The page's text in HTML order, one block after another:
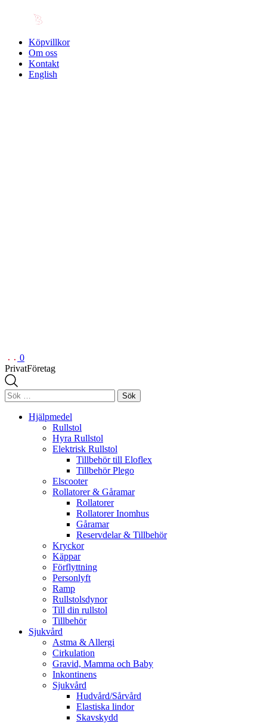
Köpvillkor
Om oss
Kontakt
English
0
PrivatFöretag
Sök
efter:
Hjälpmedel
Rullstol
Hyra Rullstol
Elektrisk Rullstol
Tillbehör till Eloflex
Tillbehör Plego
Elscooter
Rollatorer & Gåramar
Rollatorer
Rollatorer Inomhus
Gåramar
Reservdelar & Tillbehör
Kryckor
Käppar
Förflyttning
Personlyft
Ramp
Rullstolsdynor
Till din rullstol
Tillbehör
Sjukvård
Astma & Allergi
Cirkulation
Gravid, Mamma och Baby
Inkontinens
Sjukvård
Hudvård/Sårvård
Elastiska lindor
Skavskydd